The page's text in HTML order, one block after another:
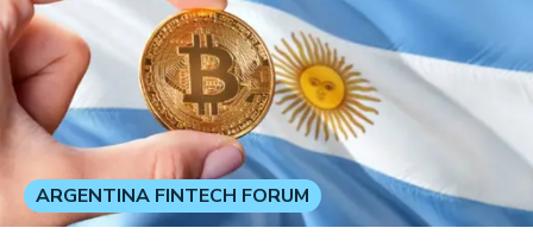
ARGENTINA FINTECH FORUM